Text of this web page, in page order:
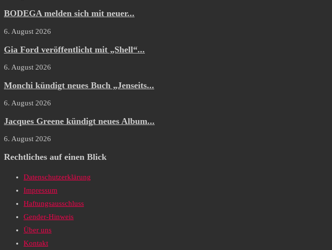
BODEGA melden sich mit neuer...
6. August 2026
Gia Ford veröffentlicht mit „Shell“...
6. August 2026
Monchi kündigt neues Buch „Jenseits...
6. August 2026
Jacques Greene kündigt neues Album...
6. August 2026
Rechtliches auf einen Blick
Datenschutzerklärung
Impressum
Haftungsausschluss
Gender-Hinweis
Über uns
Kontakt